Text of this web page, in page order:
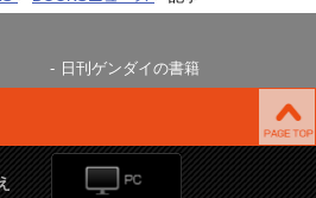
日刊ゲンダイの書籍